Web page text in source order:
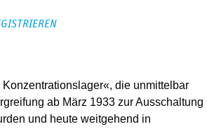
die unmittelbar
ab März 1933 zur Ausschaltung
und heute weitgehend in